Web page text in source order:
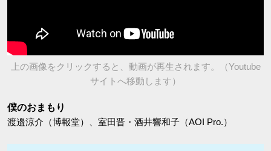
上の画像をクリックすると、動画が再生されます。（Youtube
サイトへ移動します）
僕のおまもり
渡邉涼介（博報堂）、室田晋・酒井響和子（AOI Pro.）